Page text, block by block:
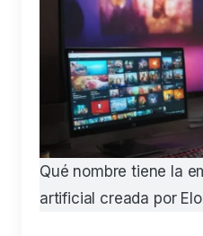
Qué nombre tiene la
artificial creada por